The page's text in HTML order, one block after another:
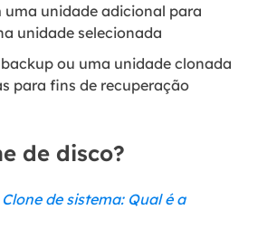
uma unidade adicional para
unidade selecionada
ou uma unidade clonada
para fins de recuperação
de disco?
de sistema: Qual é a